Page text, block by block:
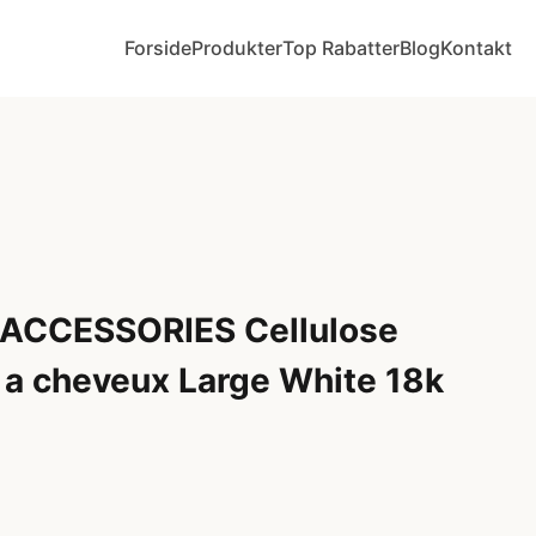
ForsideProdukterTop RabatterBlogKontakt
Cellulose
cheveux Large White 18k